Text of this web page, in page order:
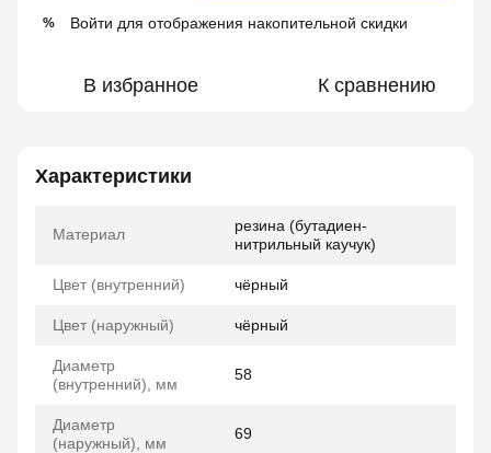
% Войти для отображения накопительной скидки
В избранное К сравнению
Характеристики
Материал
резина (бутадиен-
нитрильный каучук)
Цвет (внутренний) чёрный
Цвет (наружный) чёрный
Диаметр
(внутренний), мм
58
Диаметр
(наружный), мм
69